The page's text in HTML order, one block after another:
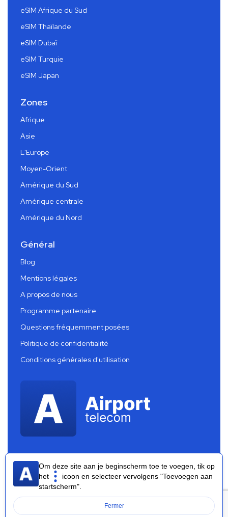
eSIM Afrique du Sud
eSIM Thaïlande
eSIM Dubaï
eSIM Turquie
eSIM Japan
Zones
Afrique
Asie
L'Europe
Moyen-Orient
Amérique du Sud
Amérique centrale
Amérique du Nord
Général
Blog
Mentions légales
A propos de nous
Programme partenaire
Questions fréquemment posées
Politique de confidentialité
Conditions générales d'utilisation
Airport Telecom 2026 ®
Om deze site aan je beginscherm toe te voegen, tik op
het
icoon en selecteer vervolgens "Toevoegen aan
startscherm".
Fermer